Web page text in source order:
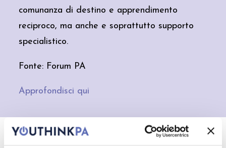
comunanza di destino e apprendimento
reciproco, ma anche e soprattutto supporto
specialistico.
Fonte: Forum PA
Approfondisci qui
FORMAZIONE LAVORI PUBBLICI
Congedo paritario, cos’è e
antonionaddeo.blog